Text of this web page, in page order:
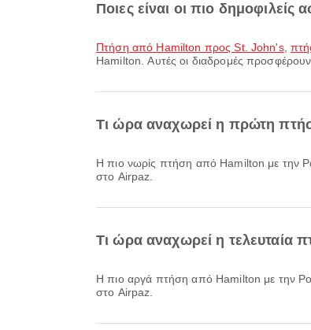
Ποιες είναι οι πιο
πτήση από Hamilton προς St. John's,
Hamilton. Αυτές οι διαδρομές προσφέρουν
Τι ώρα αναχωρεί η πρώτη
Η πιο νωρίς πτήση από Hamilton με την Porter Airlines αναχωρεί στις 07:25. Μπορείτε να δείτε αυτό το πρόγραμμα και να συγκρίνετε άλλες διαθέσιμες επιλογές πτήσεων
στο Airpaz.
Τι ώρα αναχωρεί η
Η πιο αργά πτήση από Hamilton με την Porter Airlines αναχωρεί στις 20:35. Μπορείτε να δείτε αυτό το πρόγραμμα και να συγκρίνετε άλλες διαθέσιμες επιλογές πτήσεων
στο Airpaz.